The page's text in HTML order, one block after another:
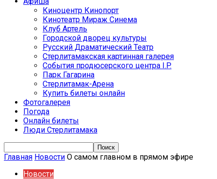
Киноцентр Кинопорт
Кинотеатр Мираж Синема
Клуб Артель
Городской дворец культуры
Русский Драматический Театр
Стерлитамакская картинная галерея
События продюсерского центра I.P.
Парк Гагарина
Стерлитамак-Арена
Купить билеты онлайн
Фотогалерея
Погода
Онлайн билеты
Люди Стерлитамака
Главная Новости О самом главном в прямом эфире
Новости